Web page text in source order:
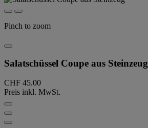
Pinch to zoom
Salatschüssel Coupe aus Steinzeug
CHF 45.00
Preis inkl. MwSt.